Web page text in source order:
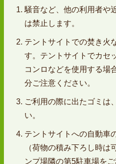
騒音など、他の利用者や
は禁止します。
テントサイトでの焚き火
す。テントサイトでカセ
コンロなどを使用する場
分ご注意ください。
ご利用の際に出たゴミは
い。
テントサイトへの自動車
（荷物の積み下ろし時は
ンプ場隣の第5駐車場を